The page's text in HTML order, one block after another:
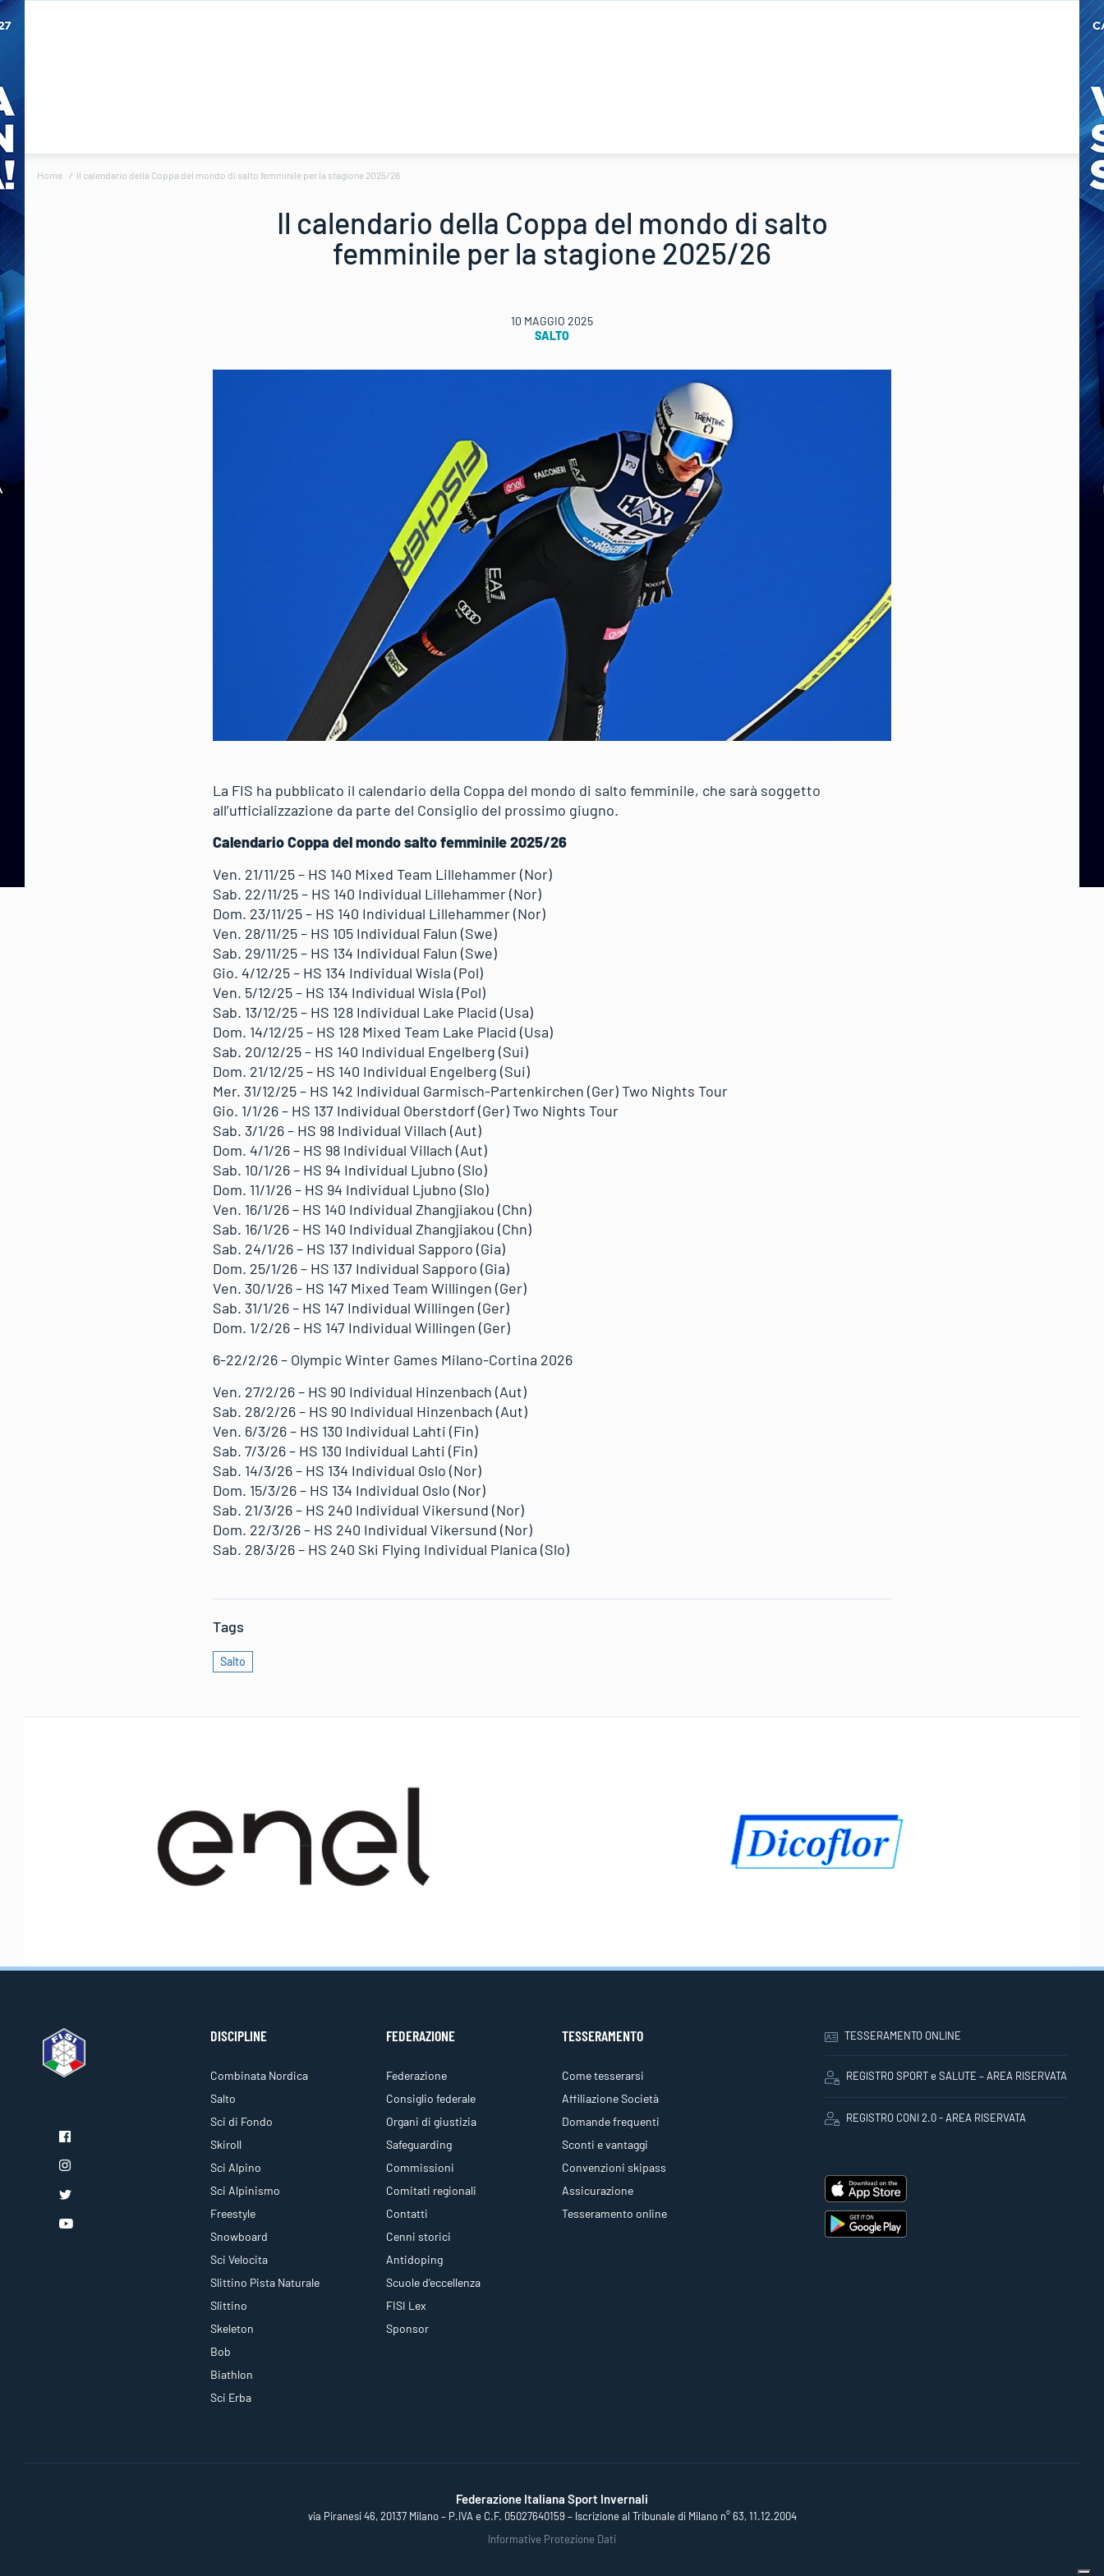
Home Il calendario della Coppa del mondo di salto femminile per la stagione 2025/26
Il calendario della Coppa del mondo di salto
femminile per la stagione 2025/26
10 MAGGIO 2025
SALTO
La FIS ha pubblicato il calendario della Coppa del mondo di salto femminile, che sarà soggetto
all’ufficializzazione da parte del Consiglio del prossimo giugno.
Calendario Coppa del mondo salto femminile 2025/26
Ven. 21/11/25 – HS 140 Mixed Team Lillehammer (Nor)
Sab. 22/11/25 – HS 140 Individual Lillehammer (Nor)
Dom. 23/11/25 – HS 140 Individual Lillehammer (Nor)
Ven. 28/11/25 – HS 105 Individual Falun (Swe)
Sab. 29/11/25 – HS 134 Individual Falun (Swe)
Gio. 4/12/25 – HS 134 Individual Wisla (Pol)
Ven. 5/12/25 – HS 134 Individual Wisla (Pol)
Sab. 13/12/25 – HS 128 Individual Lake Placid (Usa)
Dom. 14/12/25 – HS 128 Mixed Team Lake Placid (Usa)
Sab. 20/12/25 – HS 140 Individual Engelberg (Sui)
Dom. 21/12/25 – HS 140 Individual Engelberg (Sui)
Mer. 31/12/25 – HS 142 Individual Garmisch-Partenkirchen (Ger) Two Nights Tour
Gio. 1/1/26 – HS 137 Individual Oberstdorf (Ger) Two Nights Tour
Sab. 3/1/26 – HS 98 Individual Villach (Aut)
Dom. 4/1/26 – HS 98 Individual Villach (Aut)
Sab. 10/1/26 – HS 94 Individual Ljubno (Slo)
Dom. 11/1/26 – HS 94 Individual Ljubno (Slo)
Ven. 16/1/26 – HS 140 Individual Zhangjiakou (Chn)
Sab. 16/1/26 – HS 140 Individual Zhangjiakou (Chn)
Sab. 24/1/26 – HS 137 Individual Sapporo (Gia)
Dom. 25/1/26 – HS 137 Individual Sapporo (Gia)
Ven. 30/1/26 – HS 147 Mixed Team Willingen (Ger)
Sab. 31/1/26 – HS 147 Individual Willingen (Ger)
Dom. 1/2/26 – HS 147 Individual Willingen (Ger)
6-22/2/26 – Olympic Winter Games Milano-Cortina 2026
Ven. 27/2/26 – HS 90 Individual Hinzenbach (Aut)
Sab. 28/2/26 – HS 90 Individual Hinzenbach (Aut)
Ven. 6/3/26 – HS 130 Individual Lahti (Fin)
Sab. 7/3/26 – HS 130 Individual Lahti (Fin)
Sab. 14/3/26 – HS 134 Individual Oslo (Nor)
Dom. 15/3/26 – HS 134 Individual Oslo (Nor)
Sab. 21/3/26 – HS 240 Individual Vikersund (Nor)
Dom. 22/3/26 – HS 240 Individual Vikersund (Nor)
Sab. 28/3/26 – HS 240 Ski Flying Individual Planica (Slo)
Tags
Salto
DISCIPLINE
Combinata Nordica
Salto
Sci di Fondo
Skiroll
Sci Alpino
Sci Alpinismo
Freestyle
Snowboard
Sci Velocita
Slittino Pista Naturale
Slittino
Skeleton
Bob
Biathlon
Sci Erba
FEDERAZIONE
Federazione
Consiglio federale
Organi di giustizia
Safeguarding
Commissioni
Comitati regionali
Contatti
Cenni storici
Antidoping
Scuole d'eccellenza
FISI Lex
Sponsor
TESSERAMENTO
Come tesserarsi
Affiliazione Società
Domande frequenti
Sconti e vantaggi
Convenzioni skipass
Assicurazione
Tesseramento online
TESSERAMENTO ONLINE
REGISTRO SPORT e SALUTE – AREA RISERVATA
REGISTRO CONI 2.0 - AREA RISERVATA
Federazione Italiana Sport Invernali
via Piranesi 46, 20137 Milano – P.IVA e C.F. 05027640159 – Iscrizione al Tribunale di Milano n° 63, 11.12.2004
Informative Protezione Dati